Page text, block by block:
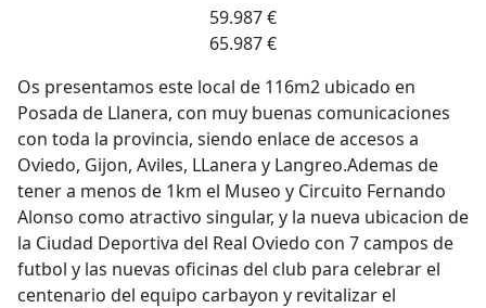
59.987 €
65.987 €
Os presentamos este local de 116m2 ubicado en
Posada de Llanera, con muy buenas comunicaciones
con toda la provincia, siendo enlace de accesos a
Oviedo, Gijon, Aviles, LLanera y Langreo.Ademas de
tener a menos de 1km el Museo y Circuito Fernando
Alonso como atractivo singular, y la nueva ubicacion de
la Ciudad Deportiva del Real Oviedo con 7 campos de
futbol y las nuevas oficinas del club para celebrar el
centenario del equipo carbayon y revitalizar el